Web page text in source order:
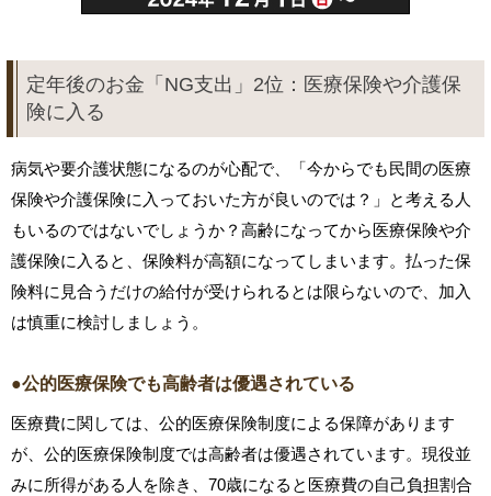
定年後のお金「NG支出」2位：医療保険や介護保
険に入る
病気や要介護状態になるのが心配で、「今からでも民間の医療
保険や介護保険に入っておいた方が良いのでは？」と考える人
もいるのではないでしょうか？高齢になってから医療保険や介
護保険に入ると、保険料が高額になってしまいます。払った保
険料に見合うだけの給付が受けられるとは限らないので、加入
は慎重に検討しましょう。
●公的医療保険でも高齢者は優遇されている
医療費に関しては、公的医療保険制度による保障があります
が、公的医療保険制度では高齢者は優遇されています。現役並
みに所得がある人を除き、70歳になると医療費の自己負担割合